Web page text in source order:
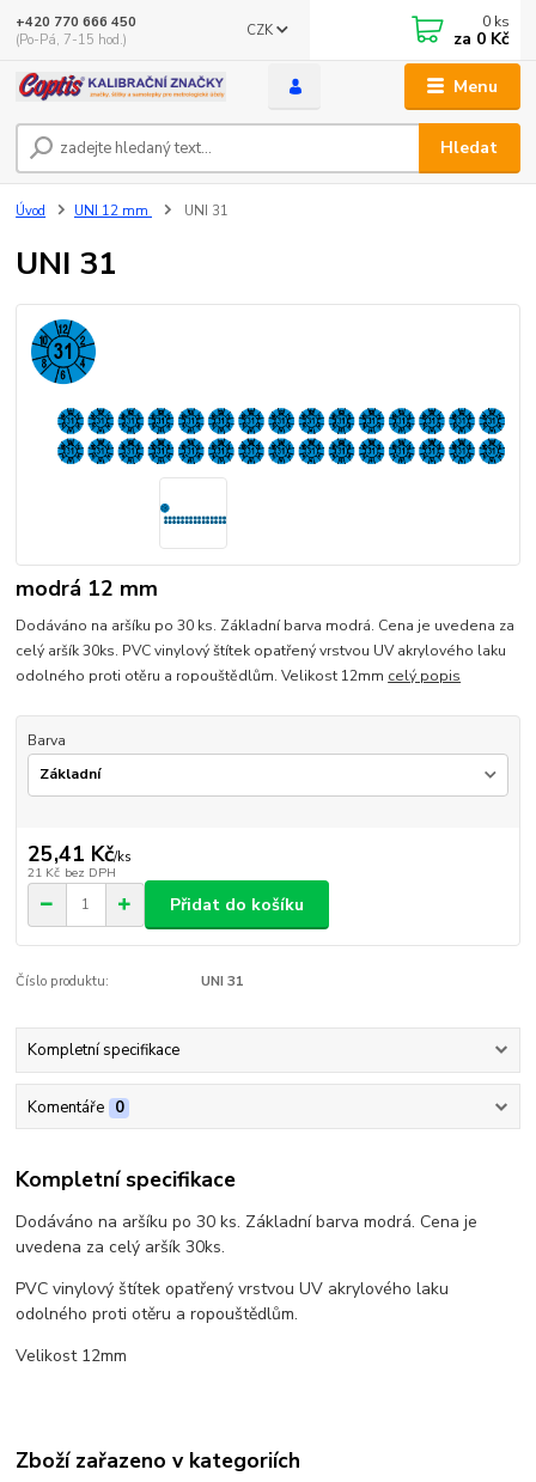
Menu
CZK
Hledat
+420 770 666 450
(Po-Pá, 7-15 hod.)
0 ks
za 0 Kč
Úvod UNI 12 mm UNI 31
UNI 31
modrá 12 mm
Dodáváno na aršíku po 30 ks. Základní barva modrá. Cena je uvedena za
celý aršík 30ks. PVC vinylový štítek opatřený vrstvou UV akrylového laku
odolného proti otěru a ropouštědlům. Velikost 12mm celý popis
Barva
25,41 Kč/ks
21 Kč bez DPH
Přidat do košíku
Číslo produktu: UNI 31
Kompletní specifikace
Komentáře 0
Kompletní specifikace
Dodáváno na aršíku po 30 ks. Základní barva modrá. Cena je
uvedena za celý aršík 30ks.
PVC vinylový štítek opatřený vrstvou UV akrylového laku
odolného proti otěru a ropouštědlům.
Velikost 12mm
Zboží zařazeno v kategoriích